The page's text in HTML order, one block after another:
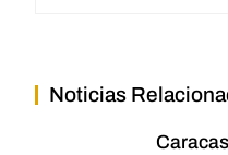
Noticias